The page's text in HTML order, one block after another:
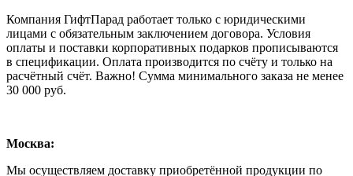
Компания ГифтПарад работает только с юридическими
лицами с обязательным заключением договора. Условия
оплаты и поставки корпоративных подарков прописываются
в спецификации. Оплата производится по счёту и только на
расчётный счёт. Важно! Сумма минимального заказа не менее
30 000 руб.
Москва:
Мы осуществляем доставку приобретённой продукции по